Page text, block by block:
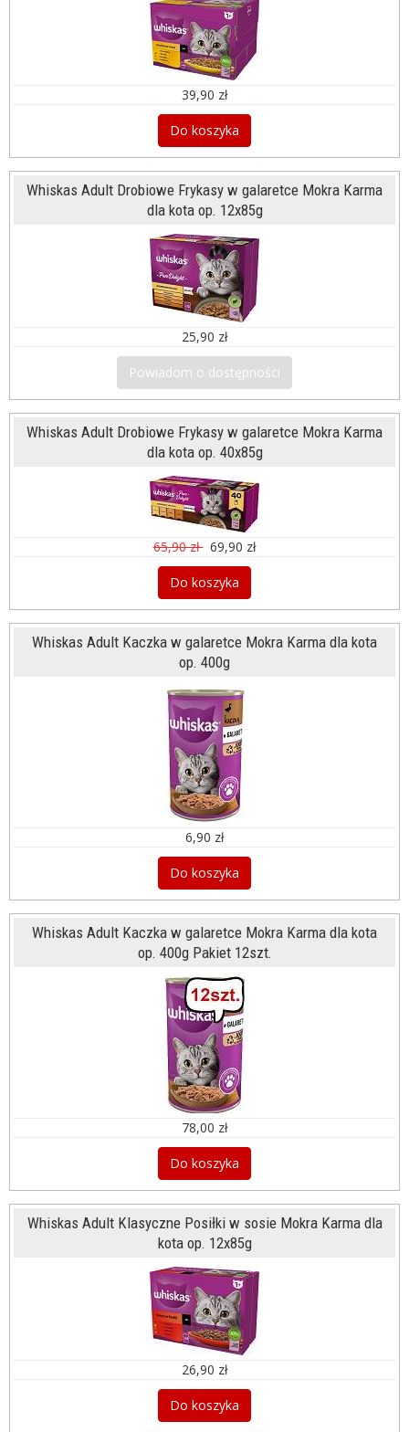
39,90 zł
Do koszyka
Whiskas Adult Drobiowe Frykasy w galaretce Mokra Karma
dla kota op. 12x85g
25,90 zł
Powiadom o dostępności
Whiskas Adult Drobiowe Frykasy w galaretce Mokra Karma
dla kota op. 40x85g
65,90 zł 69,90 zł
Do koszyka
Whiskas Adult Kaczka w galaretce Mokra Karma dla kota
op. 400g
6,90 zł
Do koszyka
Whiskas Adult Kaczka w galaretce Mokra Karma dla kota
op. 400g Pakiet 12szt.
78,00 zł
Do koszyka
Whiskas Adult Klasyczne Posiłki w sosie Mokra Karma dla
kota op. 12x85g
26,90 zł
Do koszyka